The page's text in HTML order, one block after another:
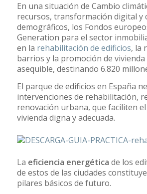
En una situación de Cambio
recursos, transformación digital y
demográficos, los Fondos
Generation para el sector
en la rehabilitación de edificios, la
barrios y la promoción de
asequible, destinando 6.820
El parque de edificios en España
intervenciones de rehabilitación,
renovación urbana, que faciliten
vivienda digna y adecuada.
La eficiencia energética de los
de estos de las ciudades
pilares básicos de futuro.